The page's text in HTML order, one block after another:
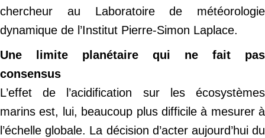
chercheur au Laboratoire de météorologie
dynamique de l’Institut Pierre-Simon Laplace.
Une limite planétaire qui ne fait pas
consensus
L’effet de l’acidification sur les écosystèmes
marins est, lui, beaucoup plus difficile à mesurer à
l’échelle globale. La décision d’acter aujourd’hui du